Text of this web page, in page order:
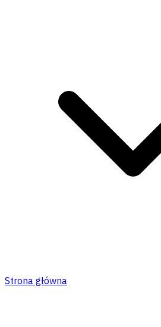
Strona główna